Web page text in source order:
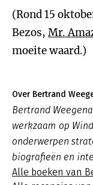
(Rond 15
Bezos, Mr.
moeite waard.)
Over Bertrand
Bertrand
werkzaam op
onderwerpen
biografieën en
Alle boeken van